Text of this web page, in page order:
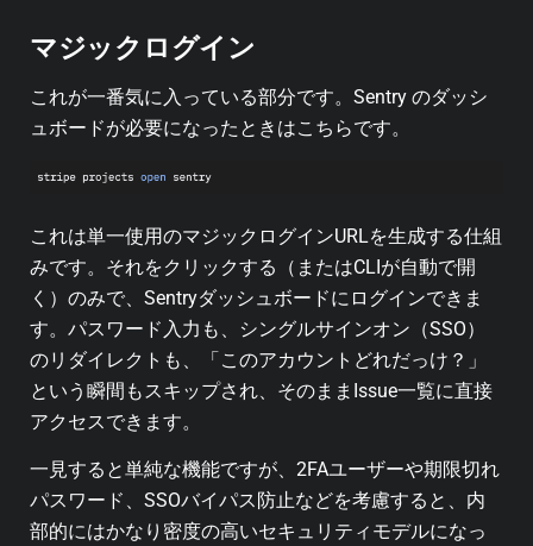
マジックログイン
これが一番気に入っている部分です。Sentry のダッシ
ュボードが必要になったときはこちらです。
これは単一使用のマジックログインURLを生成する仕組
みです。それをクリックする（またはCLIが自動で開
く）のみで、Sentryダッシュボードにログインできま
す。パスワード入力も、シングルサインオン（SSO）
のリダイレクトも、「このアカウントどれだっけ？」
という瞬間もスキップされ、そのままIssue一覧に直接
アクセスできます。
一見すると単純な機能ですが、2FAユーザーや期限切れ
パスワード、SSOバイパス防止などを考慮すると、内
部的にはかなり密度の高いセキュリティモデルになっ